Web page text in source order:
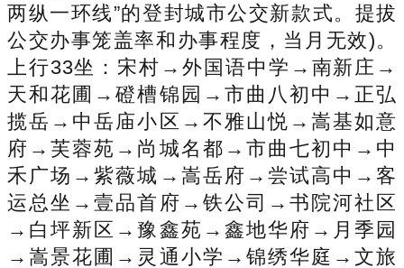
两纵一环线”的登封城市公交新款式。提拔
公交办事笼盖率和办事程度，当月无效)。
上行33坐：宋村→外国语中学→南新庄→
天和花圃→磴槽锦园→市曲八初中→正弘
揽岳→中岳庙小区→不雅山悦→嵩基如意
府→芙蓉苑→尚城名都→市曲七初中→中
禾广场→紫薇城→嵩岳府→尝试高中→客
运总坐→壹品首府→铁公司→书院河社区
→白坪新区→豫鑫苑→鑫地华府→月季园
→嵩景花圃→灵通小学→锦绣华庭→文旅